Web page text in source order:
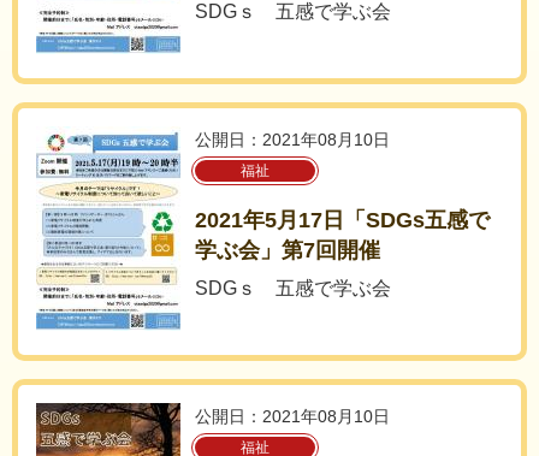
SDGｓ 五感で学ぶ会
公開日：2021年08月10日
福祉
2021年5月17日「SDGs五感で
学ぶ会」第7回開催
SDGｓ 五感で学ぶ会
公開日：2021年08月10日
福祉